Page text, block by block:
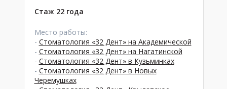
Стаж 22 года
Место работы:
- Стоматология «32 Дент» на Академической
- Стоматология «32 Дент» на Нагатинской
- Стоматология «32 Дент» в Кузьминках
- Стоматология «32 Дент» в Новых
Черемушках